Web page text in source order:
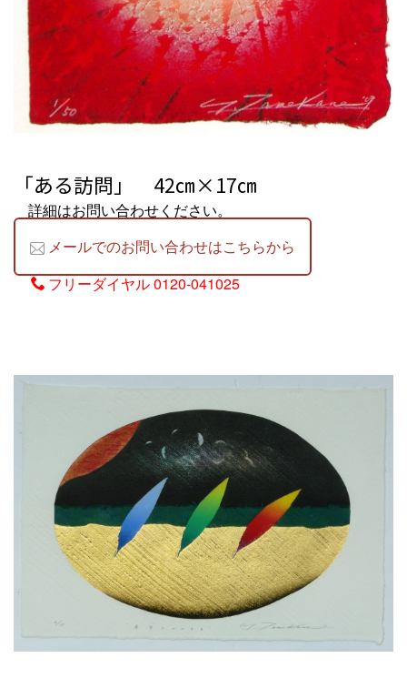
「ある訪問」 42㎝×17㎝
詳細はお問い合わせください。
メールでのお問い合わせはこちらから
フリーダイヤル0120-041025